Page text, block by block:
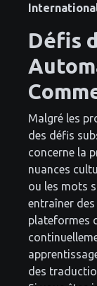
Défis
Malgré les
des défis
concerne la
nuances
ou les mots
entraîner
plateformes
des